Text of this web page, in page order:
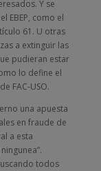
Y se
EBEP, como el
61. U otras
a extinguir las
pudieran estar
lo define el
FAC-USO.
una apuesta
en fraude de
a esta
todos